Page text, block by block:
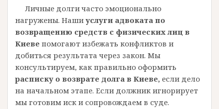
Личные долги часто эмоционально
нагружены. Наши услуги адвоката по
возвращению средств с физических лиц в
Киеве помогают избежать конфликтов и
добиться результата через закон. Мы
консультируем, как правильно оформить
расписку о возврате долга в Киеве, если дело
на начальном этапе. Если должник игнорирует
мы готовим иск и сопровождаем в суде.